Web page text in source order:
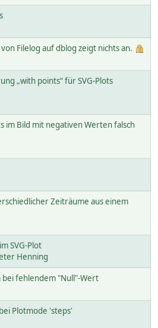
Filelog auf dblog zeigt nichts an.
„with points“ für SVG-Plots
im Bild mit negativen Werten falsch
Zeiträume aus einem
SVG-Plot
Henning
fehlendem "Null"-Wert
Plotmode 'steps'